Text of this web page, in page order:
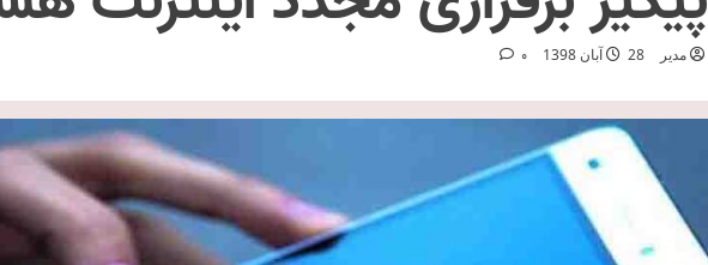
مدیر 28 آبان 1398 0